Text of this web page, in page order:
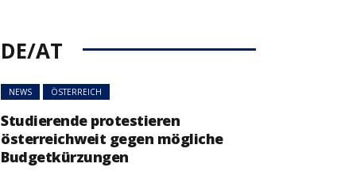
DE/AT
NEWS ÖSTERREICH
Studierende protestieren
österreichweit gegen mögliche
Budgetkürzungen